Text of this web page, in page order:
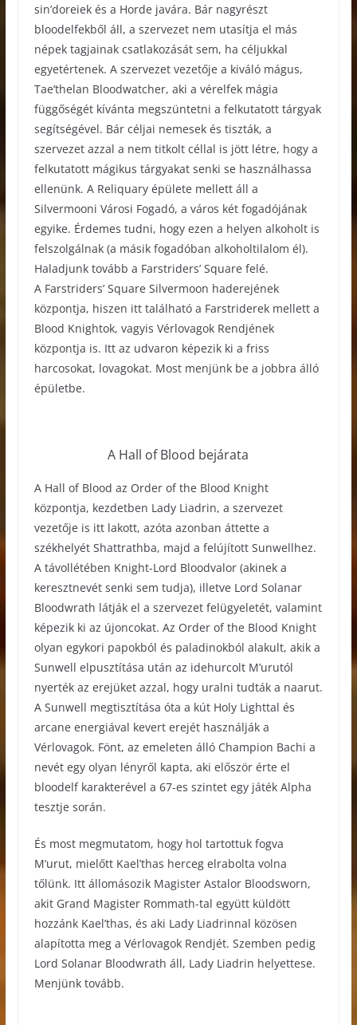
sin’doreiek és a Horde javára. Bár nagyrészt
bloodelfekből áll, a szervezet nem utasítja el más
népek tagjainak csatlakozását sem, ha céljukkal
egyetértenek. A szervezet vezetője a kiváló mágus,
Tae’thelan Bloodwatcher, aki a vérelfek mágia
függőségét kívánta megszüntetni a felkutatott tárgyak
segítségével. Bár céljai nemesek és tiszták, a
szervezet azzal a nem titkolt céllal is jött létre, hogy a
felkutatott mágikus tárgyakat senki se használhassa
ellenünk. A Reliquary épülete mellett áll a
Silvermooni Városi Fogadó, a város két fogadójának
egyike. Érdemes tudni, hogy ezen a helyen alkoholt is
felszolgálnak (a másik fogadóban alkoholtilalom él).
Haladjunk tovább a Farstriders’ Square felé.
A Farstriders’ Square Silvermoon haderejének
központja, hiszen itt található a Farstriderek mellett a
Blood Knightok, vagyis Vérlovagok Rendjének
központja is. Itt az udvaron képezik ki a friss
harcosokat, lovagokat. Most menjünk be a jobbra álló
épületbe.
A Hall of Blood bejárata
A Hall of Blood az Order of the Blood Knight
központja, kezdetben Lady Liadrin, a szervezet
vezetője is itt lakott, azóta azonban áttette a
székhelyét Shattrathba, majd a felújított Sunwellhez.
A távollétében Knight-Lord Bloodvalor (akinek a
keresztnevét senki sem tudja), illetve Lord Solanar
Bloodwrath látják el a szervezet felügyeletét, valamint
képezik ki az újoncokat. Az Order of the Blood Knight
olyan egykori papokból és paladinokból alakult, akik a
Sunwell elpusztítása után az idehurcolt M’urutól
nyerték az erejüket azzal, hogy uralni tudták a naarut.
A Sunwell megtisztítása óta a kút Holy Lighttal és
arcane energiával kevert erejét használják a
Vérlovagok. Fönt, az emeleten álló Champion Bachi a
nevét egy olyan lényről kapta, aki először érte el
bloodelf karakterével a 67-es szintet egy játék Alpha
tesztje során.
És most megmutatom, hogy hol tartottuk fogva
M’urut, mielőtt Kael’thas herceg elrabolta volna
tőlünk. Itt állomásozik Magister Astalor Bloodsworn,
akit Grand Magister Rommath-tal együtt küldött
hozzánk Kael’thas, és aki Lady Liadrinnal közösen
alapította meg a Vérlovagok Rendjét. Szemben pedig
Lord Solanar Bloodwrath áll, Lady Liadrin helyettese.
Menjünk tovább.